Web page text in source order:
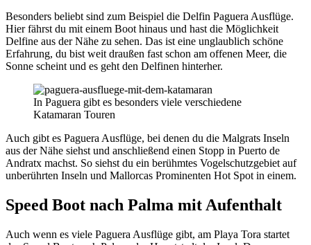
Besonders beliebt sind zum Beispiel die Delfin Paguera Ausflüge.
Hier fährst du mit einem Boot hinaus und hast die Möglichkeit
Delfine aus der Nähe zu sehen. Das ist eine unglaublich schöne
Erfahrung, du bist weit draußen fast schon am offenen Meer, die
Sonne scheint und es geht den Delfinen hinterher.
In Paguera gibt es besonders viele verschiedene
Katamaran Touren
Auch gibt es Paguera Ausflüge, bei denen du die Malgrats Inseln
aus der Nähe siehst und anschließend einen Stopp in Puerto de
Andratx machst. So siehst du ein berühmtes Vogelschutzgebiet auf
unberührten Inseln und Mallorcas Prominenten Hot Spot in einem.
Speed Boot nach Palma mit Aufenthalt
Auch wenn es viele Paguera Ausflüge gibt, am Playa Tora startet